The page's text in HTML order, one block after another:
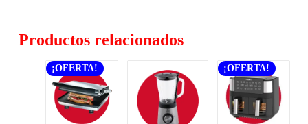
Productos relacionados
¡OFERTA! ¡OFERTA!